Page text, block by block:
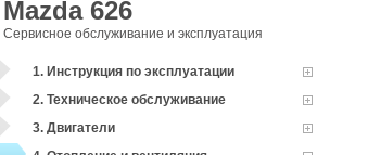
Mazda 626
Сервисное обслуживание и эксплуатация
1. Инструкция по эксплуатации
2. Техническое обслуживание
3. Двигатели